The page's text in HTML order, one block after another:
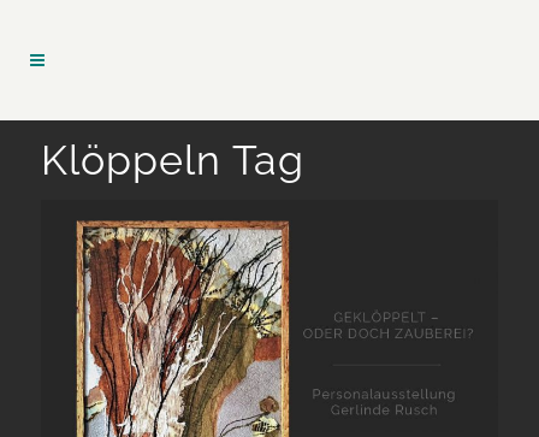
Klöppeln Tag